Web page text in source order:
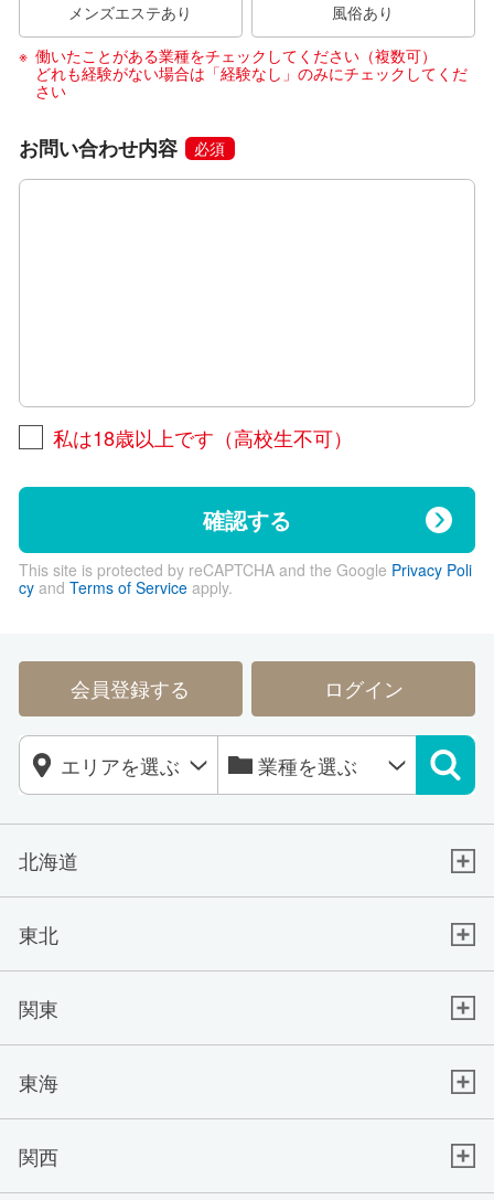
メンズエステあり
風俗あり
働いたことがある業種をチェックしてください（複数可）
どれも経験がない場合は「経験なし」のみにチェックしてくだ
さい
お問い合わせ内容 必須
私は18歳以上です（高校生不可）
確認する
This site is protected by reCAPTCHA and the Google Privacy Poli
cyand Terms of Serviceapply.
会員登録する ログイン
北海道
東北
関東
東海
関西